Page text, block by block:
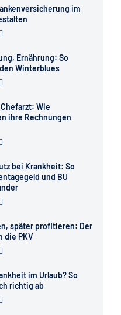
im
Ernährung: So
Winterblues
Wie
ihre Rechnungen
bei Krankheit: So
und BU
später profitieren: Der
die PKV
im Urlaub? So
richtig ab